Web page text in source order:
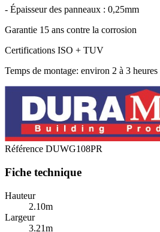
- Épaisseur des panneaux : 0,25mm
Garantie 15 ans contre la corrosion
Certifications ISO + TUV
Temps de montage: environ 2 à 3 heures
Référence DUWG108PR
Fiche technique
Hauteur
2.10m
Largeur
3.21m